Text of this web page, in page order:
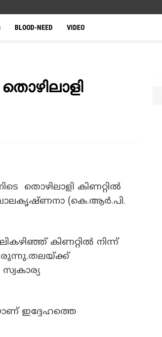
BLOOD-NEED VIDEO
തൊഴിലാളി കിണറ്റിൽ
(കെ.ആർ.പി.
കിണറ്റിൽ നിന്ന്
ഇദ്ദേഹത്തെ